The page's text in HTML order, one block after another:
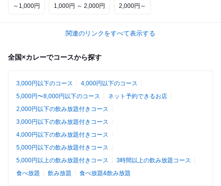
～1,000円 1,000円 ～ 2,000円 2,000円～
関連のリンクをすべて表示する
全国×カレーでコースから探す
3,000円以下のコース
4,000円以下のコース
5,000円〜8,000円以下のコース
ネット予約できるお店
2,000円以下の飲み放題付きコース
3,000円以下の飲み放題付きコース
4,000円以下の飲み放題付きコース
5,000円以下の飲み放題付きコース
5,000円以上の飲み放題付きコース
3時間以上の飲み放題コース
食べ放題
飲み放題 食べ放題&飲み放題